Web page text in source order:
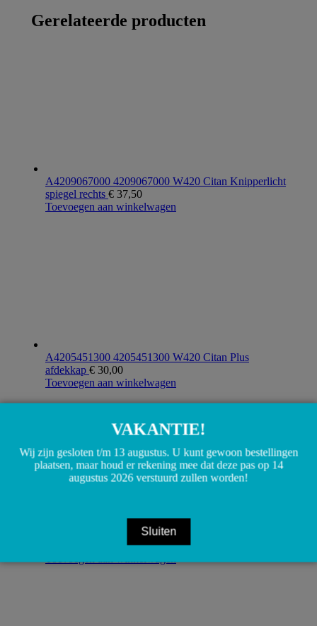
Gerelateerde producten
A4209067000 4209067000 W420 Citan Knipperlicht
spiegel rechts € 37,50
Toevoegen aan winkelwagen
A4205451300 4205451300 W420 Citan Plus
afdekkap € 30,00
Toevoegen aan winkelwagen
A4209970300 4209970300 W420 Citan T-stuk
slangverbinder ruitensproeier leiding
Toevoegen aan winkelwagen
VAKANTIE!
Wij zijn gesloten t/m 13 augustus. U kunt gewoon bestellingen
plaatsen, maar houd er rekening mee dat deze pas op 14
augustus 2026 verstuurd zullen worden!
Sluiten